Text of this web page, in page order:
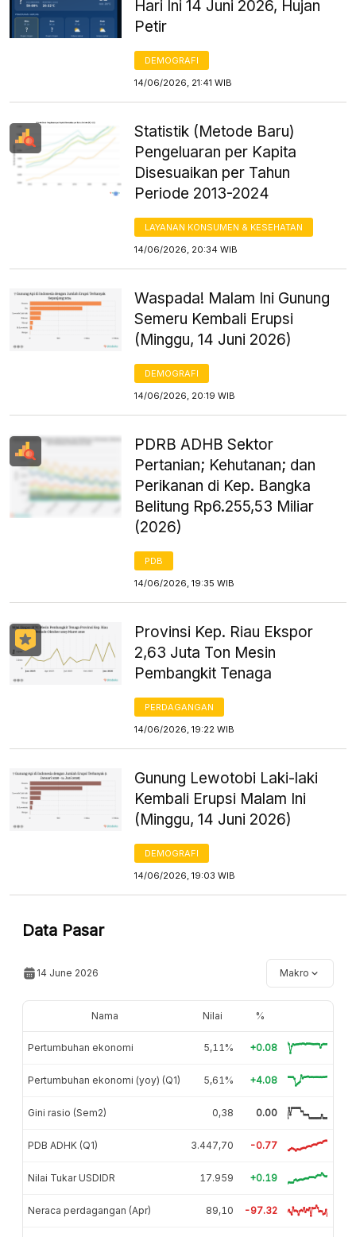
Hari Ini 14 Juni 2026, Hujan
Petir
DEMOGRAFI
14/06/2026, 21:41 WIB
Statistik (Metode Baru)
Pengeluaran per Kapita
Disesuaikan per Tahun
Periode 2013-2024
LAYANAN KONSUMEN & KESEHATAN
14/06/2026, 20:34 WIB
Waspada! Malam Ini Gunung
Semeru Kembali Erupsi
(Minggu, 14 Juni 2026)
DEMOGRAFI
14/06/2026, 20:19 WIB
PDRB ADHB Sektor
Pertanian; Kehutanan; dan
Perikanan di Kep. Bangka
Belitung Rp6.255,53 Miliar
(2026)
PDB
14/06/2026, 19:35 WIB
Provinsi Kep. Riau Ekspor
2,63 Juta Ton Mesin
Pembangkit Tenaga
PERDAGANGAN
14/06/2026, 19:22 WIB
Gunung Lewotobi Laki-laki
Kembali Erupsi Malam Ini
(Minggu, 14 Juni 2026)
DEMOGRAFI
14/06/2026, 19:03 WIB
Data Pasar
14 June 2026 Makro
Nama Nilai %
Pertumbuhan ekonomi 5,11% +0.08
Pertumbuhan ekonomi (yoy) (Q1) 5,61% +4.08
Gini rasio (Sem2) 0,38 0.00
PDB ADHK (Q1) 3.447,70 -0.77
Nilai Tukar USDIDR 17.959 +0.19
Neraca perdagangan (Apr) 89,10 -97.32